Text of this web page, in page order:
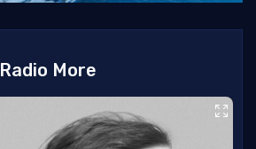
Radio More